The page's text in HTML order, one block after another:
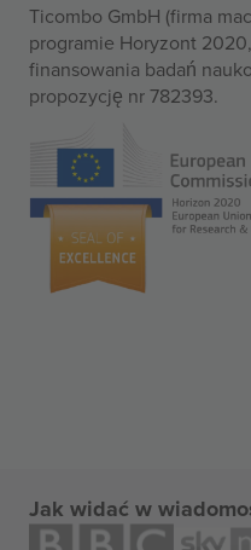
Ticombo GmbH (firma
programie Horyzont
finansowania badań
propozycję nr 782393.
Jak widać w